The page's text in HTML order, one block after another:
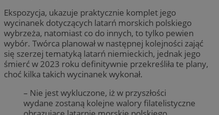
Ekspozycja, ukazuje praktycznie komplet jego
wycinanek dotyczących latarń morskich polskiego
wybrzeża, natomiast co do innych, to tylko pewien
wybór. Twórca planował w następnej kolejności zająć
się szerzej tematyką latarń niemieckich, jednak jego
śmierć w 2023 roku definitywnie przekreśliła te plany,
choć kilka takich wycinanek wykonał.
– Nie jest wykluczone, iż w przyszłości
wydane zostaną kolejne walory filatelistyczne